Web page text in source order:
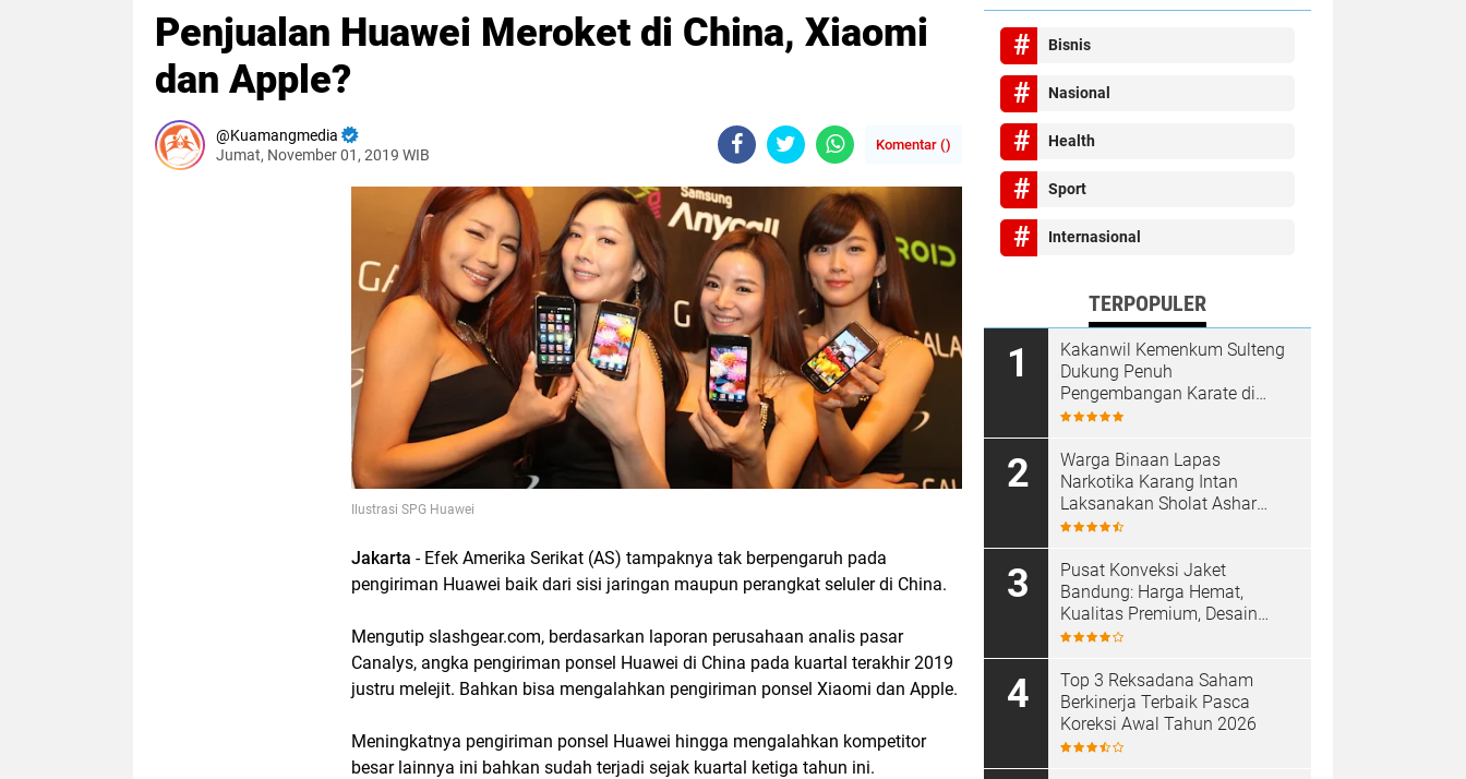
Penjualan Huawei Meroket di China, Xiaomi
dan Apple?
Kuamangmedia
Jumat, November 01, 2019 WIB
Komentar ()
Ilustrasi SPG Huawei
Jakarta - Efek Amerika Serikat (AS) tampaknya tak berpengaruh pada
pengiriman Huawei baik dari sisi jaringan maupun perangkat seluler di China.
Mengutip slashgear.com, berdasarkan laporan perusahaan analis pasar
Canalys, angka pengiriman ponsel Huawei di China pada kuartal terakhir 2019
justru melejit. Bahkan bisa mengalahkan pengiriman ponsel Xiaomi dan Apple.
Meningkatnya pengiriman ponsel Huawei hingga mengalahkan kompetitor
besar lainnya ini bahkan sudah terjadi sejak kuartal ketiga tahun ini.
Bisnis
Nasional
Health
Sport
Internasional
TERPOPULER
Kakanwil Kemenkum Sulteng
Dukung Penuh
Pengembangan Karate di
Bumi Seribu Megalith
Warga Binaan Lapas
Narkotika Karang Intan
Laksanakan Sholat Ashar
Berjamaah di Masjid At-
Pusat Konveksi Jaket
Bandung: Harga Hemat,
Kualitas Premium, Desain
Custom
Top 3 Reksadana Saham
Berkinerja Terbaik Pasca
Koreksi Awal Tahun 2026